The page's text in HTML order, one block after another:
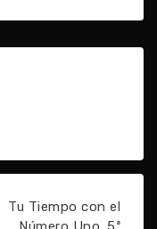
Tu Tiempo con el